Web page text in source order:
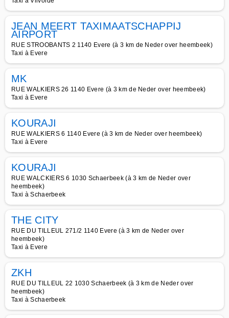
JEAN MEERT TAXIMAATSCHAPPIJ
AIRPORT
RUE STROOBANTS 2 1140 Evere (à 3 km de Neder over heembeek)
Taxi à Evere
MK
RUE WALKIERS 26 1140 Evere (à 3 km de Neder over heembeek)
Taxi à Evere
KOURAJI
RUE WALKIERS 6 1140 Evere (à 3 km de Neder over heembeek)
Taxi à Evere
KOURAJI
RUE WALCKIERS 6 1030 Schaerbeek (à 3 km de Neder over
heembeek)
Taxi à Schaerbeek
THE CITY
RUE DU TILLEUL 271/2 1140 Evere (à 3 km de Neder over
heembeek)
Taxi à Evere
ZKH
RUE DU TILLEUL 22 1030 Schaerbeek (à 3 km de Neder over
heembeek)
Taxi à Schaerbeek